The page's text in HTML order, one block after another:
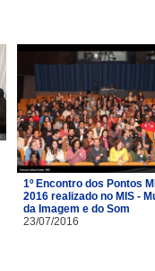
1º Encontro dos Pontos
2016 realizado no MIS -
da Imagem e do Som
23/07/2016